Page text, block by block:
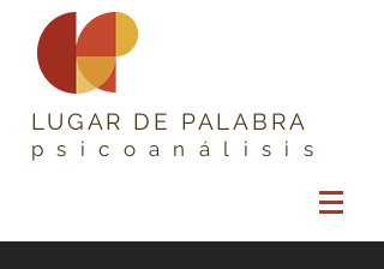
LUGAR DE PALABRA
psicoanálisis